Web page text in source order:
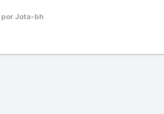
por Jota-bh